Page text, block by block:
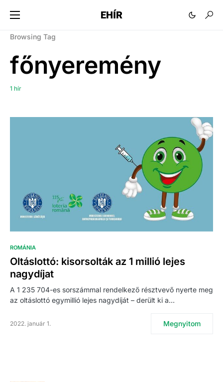
EHÍR
Browsing Tag
főnyeremény
1 hír
ROMÁNIA
Oltáslottó: kisorsolták az 1 millió lejes
nagydíjat
A 1 235 704-es sorszámmal rendelkező résztvevő nyerte meg
az oltáslottó egymillió lejes nagydíját – derült ki a…
2022. január 1. Megnyitom